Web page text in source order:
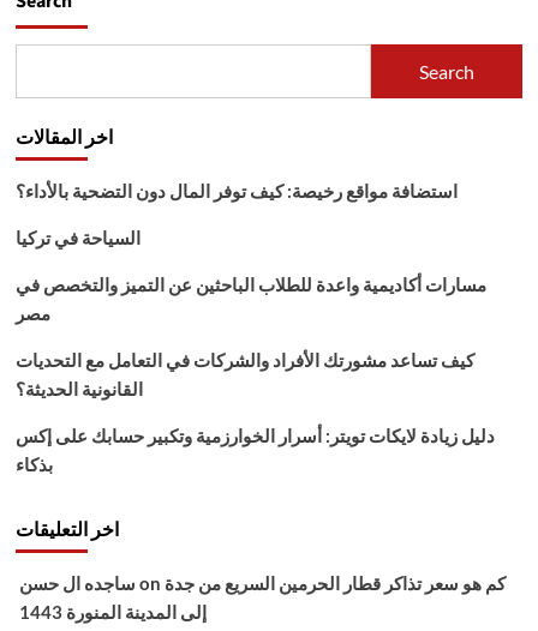
للفصل
الدراسي
Search
اخر المقالات
استضافة مواقع رخيصة: كيف توفر المال دون التضحية بالأداء؟
السياحة في تركيا
مسارات أكاديمية واعدة للطلاب الباحثين عن التميز والتخصص في
مصر
كيف تساعد مشورتك الأفراد والشركات في التعامل مع التحديات
القانونية الحديثة؟
دليل زيادة لايكات تويتر: أسرار الخوارزمية وتكبير حسابك على إكس
بذكاء
اخر التعليقات
ساجده ال حسن on كم هو سعر تذاكر قطار الحرمين السريع من جدة
إلى المدينة المنورة 1443